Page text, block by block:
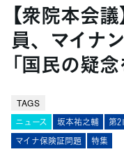
【衆院本会
員、マイナ
「国民の疑
TAGS
ニュース 坂本祐之輔 第
マイナ保険証問題
特集